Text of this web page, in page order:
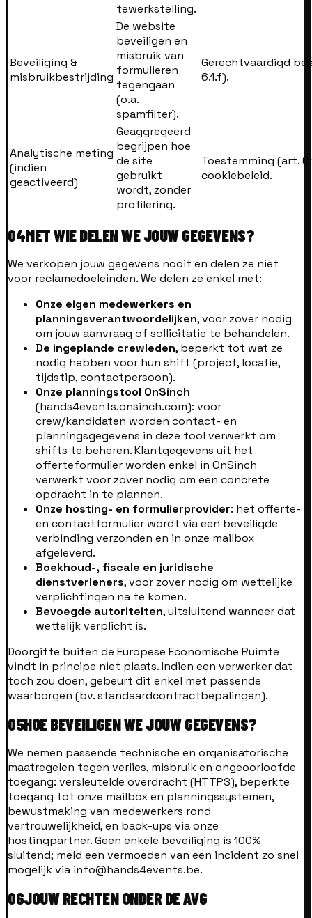
tewerkstelling.
Beveiliging &
misbruikbestrijding
De website
beveiligen en
misbruik van
formulieren
tegengaan
(o.a.
spamfilter).
Gerechtvaardigd
6.1.f).
Analytische meting
(indien
geactiveerd)
Geaggregeerd
begrijpen hoe
de site
gebruikt
wordt, zonder
profilering.
Toestemming (art.
cookiebeleid.
04MET WIE DELEN WE JOUW GEGEVENS?
We verkopen jouw gegevens nooit en delen ze niet
voor reclamedoeleinden. We delen ze enkel met:
Onze eigen medewerkers en
planningsverantwoordelijken, voor zover nodig
om jouw aanvraag of sollicitatie te behandelen.
De ingeplande crewleden, beperkt tot wat ze
nodig hebben voor hun shift (project, locatie,
tijdstip, contactpersoon).
Onze planningstool OnSinch
(hands4events.onsinch.com): voor
crew/kandidaten worden contact- en
planningsgegevens in deze tool verwerkt om
shifts te beheren. Klantgegevens uit het
offerteformulier worden enkel in OnSinch
verwerkt voor zover nodig om een concrete
opdracht in te plannen.
Onze hosting- en formulierprovider: het offerte-
en contactformulier wordt via een beveiligde
verbinding verzonden en in onze mailbox
afgeleverd.
Boekhoud-, fiscale en juridische
dienstverleners, voor zover nodig om wettelijke
verplichtingen na te komen.
Bevoegde autoriteiten, uitsluitend wanneer dat
wettelijk verplicht is.
Doorgifte buiten de Europese Economische Ruimte
vindt in principe niet plaats. Indien een verwerker dat
toch zou doen, gebeurt dit enkel met passende
waarborgen (bv. standaardcontractbepalingen).
05HOE BEVEILIGEN WE JOUW GEGEVENS?
We nemen passende technische en organisatorische
maatregelen tegen verlies, misbruik en ongeoorloofde
toegang: versleutelde overdracht (HTTPS), beperkte
toegang tot onze mailbox en planningssystemen,
bewustmaking van medewerkers rond
vertrouwelijkheid, en back-ups via onze
hostingpartner. Geen enkele beveiliging is 100%
sluitend; meld een vermoeden van een incident zo snel
mogelijk via info@hands4events.be.
06JOUW RECHTEN ONDER DE AVG